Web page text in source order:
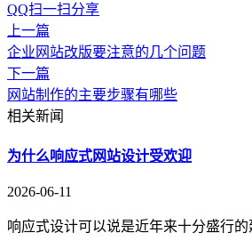
QQ扫一扫分享
上一篇
企业网站改版要注意的几个问题
下一篇
网站制作的主要步骤有哪些
相关新闻
为什么响应式网站设计受欢迎
2026-06-11
响应式设计可以说是近年来十分盛行